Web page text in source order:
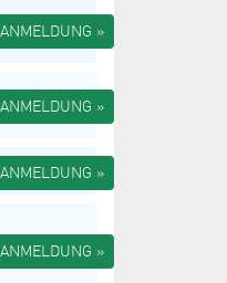
ANMELDUNG »
ANMELDUNG »
ANMELDUNG »
ANMELDUNG »